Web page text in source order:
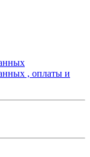
, оплаты и